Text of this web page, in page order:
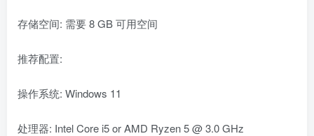
存储空间: 需要 8 GB 可用空间
推荐配置:
操作系统: Windows 11
处理器: Intel Core i5 or AMD Ryzen 5 @ 3.0 GHz